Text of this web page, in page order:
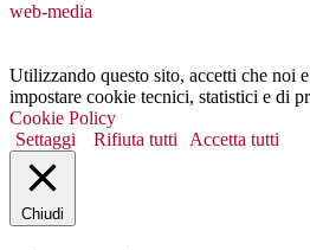
web-media
Utilizzando questo sito, accetti che noi
impostare cookie tecnici, statistici e di
Cookie Policy
Settaggi
Rifiuta tutti Accetta tutti
Chiudi